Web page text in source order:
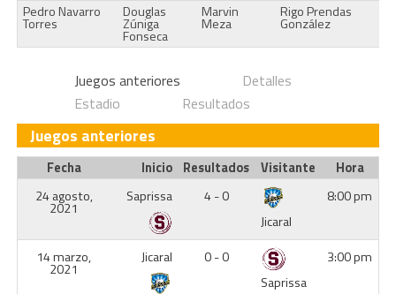
Pedro Navarro
Torres
Douglas
Zúniga
Fonseca
Marvin
Meza
Rigo Prendas
González
Juegos anteriores
Detalles
Estadio
Resultados
Juegos anteriores
Fecha Inicio Resultados Visitante
Hora
24 agosto,
2021
Saprissa
4 - 0
Jicaral
8:00 pm
14 marzo,
2021
Jicaral
0 - 0
Saprissa
3:00 pm